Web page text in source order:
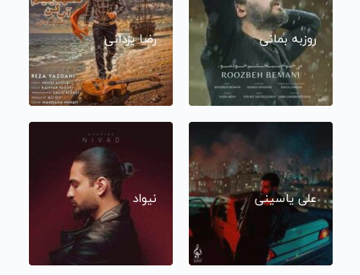
روزبه بمانی رضا یزدانی
علی یاسینی نیواد